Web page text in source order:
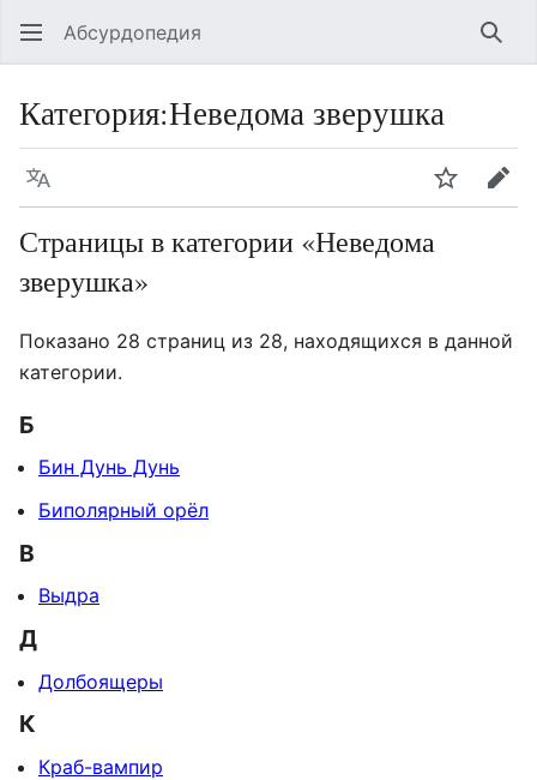
Абсурдопедия
Категория:Неведома зверушка
Язык
Страницы в категории «Неведома
зверушка»
Показано 28 страниц из 28, находящихся в данной
категории.
Б
Бин Дунь Дунь
Биполярный орёл
В
Выдра
Д
Долбоящеры
К
Краб-вампир